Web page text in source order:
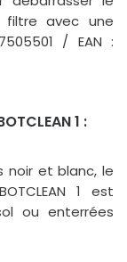
avec une
/ EAN :
1 :
noir et blanc, le
1 est
ou enterrées